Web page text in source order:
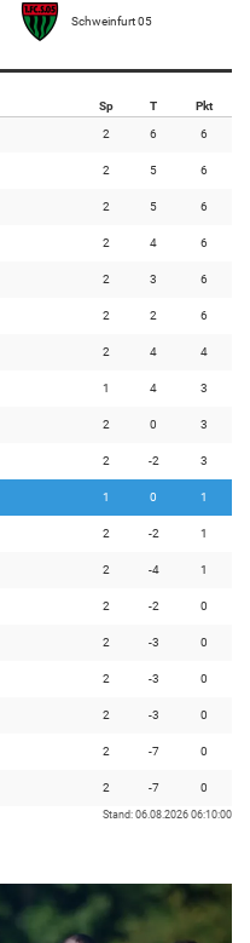
Schweinfurt 05
Sp T Pkt
2 6 6
2 5 6
2 5 6
2 4 6
2 3 6
2 2 6
2 4 4
1 4 3
2 0 3
2 -2 3
1 0 1
2 -2 1
2 -4 1
2 -2 0
2 -3 0
2 -3 0
2 -3 0
2 -7 0
2 -7 0
Stand: 06.08.2026 06:10:00